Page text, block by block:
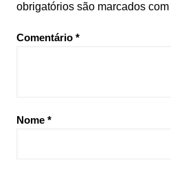
obrigatórios são marcados com
Comentário *
Nome *